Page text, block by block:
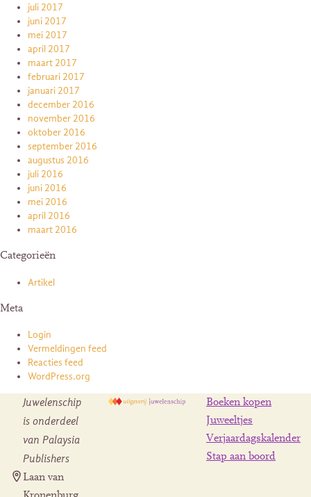
juli 2017
juni 2017
mei 2017
april 2017
maart 2017
februari 2017
januari 2017
december 2016
november 2016
oktober 2016
september 2016
augustus 2016
juli 2016
juni 2016
mei 2016
april 2016
maart 2016
Categorieën
Artikel
Meta
Login
Vermeldingen feed
Reacties feed
WordPress.org
Juwelenschip
is onderdeel
van Palaysia
Publishers
Laan van
Boeken kopen
Juweeltjes
Verjaardagskalender
Stap aan boord